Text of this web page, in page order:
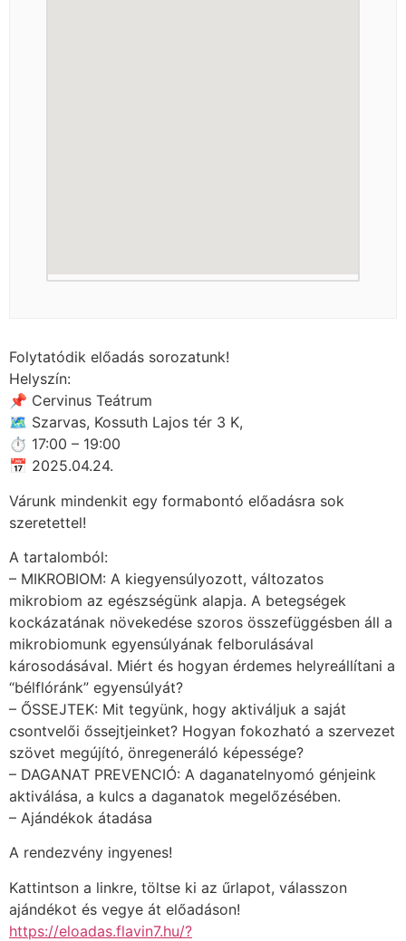
Folytatódik előadás sorozatunk!
Helyszín:
📌 Cervinus Teátrum
🗺 Szarvas, Kossuth Lajos tér 3 K,
⏱ 17:00 – 19:00
📅 2025.04.24.
Várunk mindenkit egy formabontó előadásra sok
szeretettel!
A tartalomból:
– MIKROBIOM: A kiegyensúlyozott, változatos
mikrobiom az egészségünk alapja. A betegségek
kockázatának növekedése szoros összefüggésben áll a
mikrobiomunk egyensúlyának felborulásával
károsodásával. Miért és hogyan érdemes helyreállítani a
“bélflóránk” egyensúlyát?
– ŐSSEJTEK: Mit tegyünk, hogy aktiváljuk a saját
csontvelői őssejtjeinket? Hogyan fokozható a szervezet
szövet megújító, önregeneráló képessége?
– DAGANAT PREVENCIÓ: A daganatelnyomó génjeink
aktiválása, a kulcs a daganatok megelőzésében.
– Ajándékok átadása
A rendezvény ingyenes!
Kattintson a linkre, töltse ki az űrlapot, válasszon
ajándékot és vegye át előadáson!
https://eloadas.flavin7.hu/?